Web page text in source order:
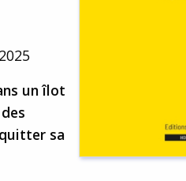
un îlot
sa